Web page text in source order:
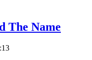
The Name